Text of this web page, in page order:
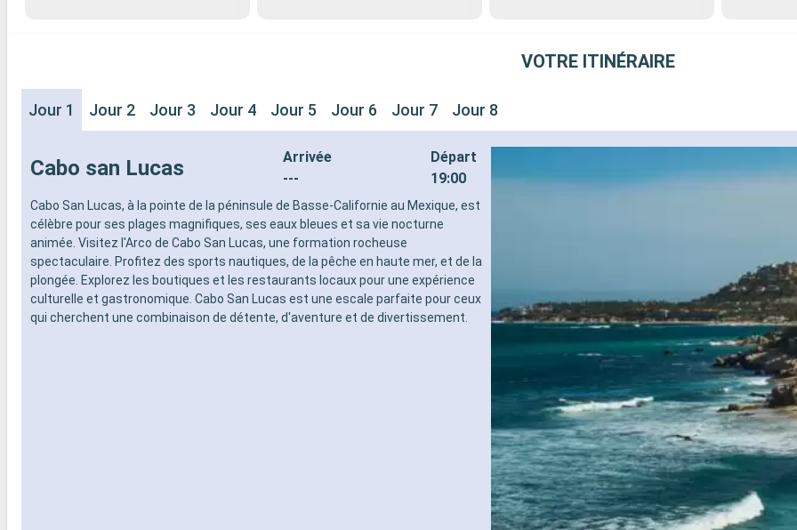
VOTRE ITINÉRAIRE
Jour 1 Jour 2 Jour 3 Jour 4 Jour 5 Jour 6 Jour 7 Jour 8
Cabo san Lucas
Arrivée
---
Départ
19:00
Cabo San Lucas, à la pointe de la péninsule de Basse-Californie au Mexique, est
célèbre pour ses plages magnifiques, ses eaux bleues et sa vie nocturne
animée. Visitez l'Arco de Cabo San Lucas, une formation rocheuse
spectaculaire. Profitez des sports nautiques, de la pêche en haute mer, et de la
plongée. Explorez les boutiques et les restaurants locaux pour une expérience
culturelle et gastronomique. Cabo San Lucas est une escale parfaite pour ceux
qui cherchent une combinaison de détente, d'aventure et de divertissement.